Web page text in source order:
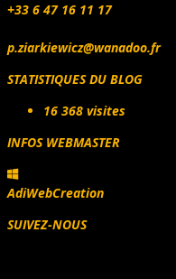
+33 6 47 16 11 17
p.ziarkiewicz@wanadoo.fr
STATISTIQUES DU BLOG
16 368 visites
INFOS WEBMASTER
AdiWebCreation
SUIVEZ-NOUS